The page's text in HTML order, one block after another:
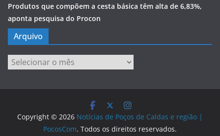
Produtos que compõem a cesta básica têm alta de 6,83%,
aponta pesquisa do Procon
Arquivo
Arquivo
Copyright © 2026 Notícias de Poços de Caldas e região |
PocosCom. Todos os direitos reservados.